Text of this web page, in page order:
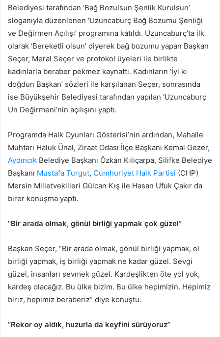
Belediyesi tarafından ‘Bağ Bozulsun Şenlik Kurulsun’
sloganıyla düzenlenen ‘Uzuncaburç Bağ Bozumu Şenliği
ve Değirmen Açılışı’ programına katıldı. Uzuncaburç’ta ilk
olarak ‘Bereketli olsun’ diyerek bağ bozumu yapan Başkan
Seçer, Meral Seçer ve protokol üyeleri ile birlikte
kadınlarla beraber pekmez kaynattı. Kadınların ‘İyi ki
doğdun Başkan’ sözleri ile karşılanan Seçer, sonrasında
ise Büyükşehir Belediyesi tarafından yapılan ‘Uzuncaburç
Un Değirmeni’nin açılışını yaptı.
Programda Halk Oyunları Gösterisi’nin ardından, Mahalle
Muhtarı Haluk Ünal, Ziraat Odası İlçe Başkanı Kemal Gezer,
Aydıncık Belediye Başkanı Özkan Kılıçarpa, Silifke Belediye
Başkanı Mustafa Turgut, Cumhuriyet Halk Partisi (CHP)
Mersin Milletvekilleri Gülcan Kış ile Hasan Ufuk Çakır da
birer konuşma yaptı.
“Bir arada olmak, gönül birliği yapmak çok güzel”
Başkan Seçer, “Bir arada olmak, gönül birliği yapmak, el
birliği yapmak, iş birliği yapmak ne kadar güzel. Sevgi
güzel, insanları sevmek güzel. Kardeşlikten öte yol yok,
kardeş olacağız. Bu ülke bizim. Bu ülke hepimizin. Hepimiz
biriz, hepimiz beraberiz” diye konuştu.
“Rekor oy aldık, huzurla da keyfini sürüyoruz”